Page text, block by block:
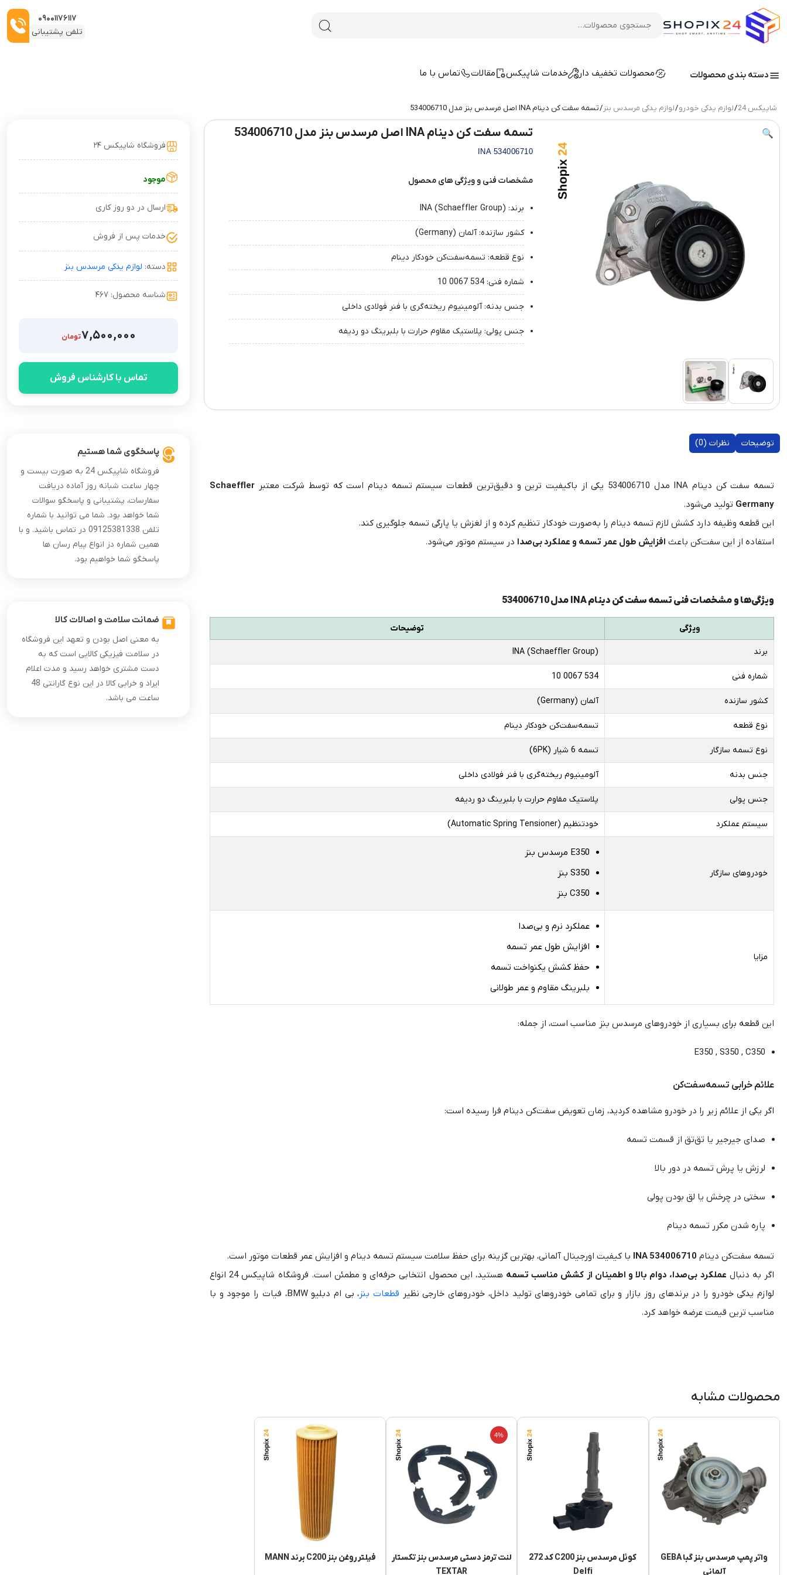
۰۹۰۰۱۱۷۶۱۱۷
تلفن پشتیبانی
دسته بندی محصولات محصولات تخفیف دار خدمات شاپیکس مقالات تماس با ما
شاپیکس 24 /لوازم یدکی خودرو/لوازم یدکی مرسدس بنز/ تسمه سفت‌ کن دینام INA اصل مرسدس بنز مدل 534006710
🔍 تسمه سفت‌ کن دینام INA اصل مرسدس بنز مدل 534006710
INA 534006710
مشخصات فنی و ویژگی های محصول
برند: INA (Schaeffler Group)
کشور سازنده: آلمان (Germany)
نوع قطعه: تسمه‌سفت‌کن خودکار دینام
شماره فنی: 534 0067 10
جنس بدنه: آلومینیوم ریخته‌گری با فنر فولادی داخلی
جنس پولی: پلاستیک مقاوم حرارت با بلبرینگ دو ردیفه
فروشگاه شاپیکس ۲۴
موجود
ارسال در دو روز کاری
خدمات پس از فروش
دسته: لوازم یدکی مرسدس بنز
شناسه محصول: ۴۶۷
۷,۵۰۰,۰۰۰تومان
تماس با کارشناس فروش
توضیحات نظرات (0)
تسمه سفت‌ کن دینام INA مدل 534006710 یکی از باکیفیت‌ ترین و دقیق‌ترین قطعات سیستم تسمه دینام است که توسط شرکت معتبر
Schaeffler
Germany تولید می‌شود.
این قطعه وظیفه دارد کشش لازم تسمه دینام را به‌صورت خودکار تنظیم کرده و از لغزش یا پارگی تسمه جلوگیری کند.
استفاده از این سفت‌کن باعث افزایش طول عمر تسمه و عملکرد بی‌صدا در سیستم موتور می‌شود.
ویژگی‌ها و مشخصات فنی تسمه سفت‌ کن دینام INA مدل 534006710
ویژگی توضیحات
برند INA (Schaeffler Group)
شماره فنی 534 0067 10
کشور سازنده آلمان (Germany)
نوع قطعه تسمه‌سفت‌کن خودکار دینام
نوع تسمه سازگار تسمه 6 شیار (6PK)
جنس بدنه آلومینیوم ریخته‌گری با فنر فولادی داخلی
جنس پولی پلاستیک مقاوم حرارت با بلبرینگ دو ردیفه
سیستم عملکرد خودتنظیم (Automatic Spring Tensioner)
خودروهای سازگار
E350 مرسدس بنز
S350 بنز
C350 بنز
مزایا
عملکرد نرم و بی‌صدا
افزایش طول عمر تسمه
حفظ کشش یکنواخت تسمه
بلبرینگ مقاوم و عمر طولانی
این قطعه برای بسیاری از خودروهای مرسدس بنز مناسب است، از جمله:
E350 , S350 , C350
علائم خرابی تسمه‌سفت‌کن
اگر یکی از علائم زیر را در خودرو مشاهده کردید، زمان تعویض سفت‌کن دینام فرا رسیده است:
صدای جیرجیر یا تق‌تق از قسمت تسمه
لرزش یا پرش تسمه در دور بالا
سختی در چرخش یا لق بودن پولی
پاره شدن مکرر تسمه دینام
تسمه‌ سفت‌کن دینام INA 534006710 با کیفیت اورجینال آلمانی، بهترین گزینه برای حفظ سلامت سیستم تسمه دینام و افزایش عمر قطعات موتور است.
اگر به دنبال عملکرد بی‌صدا، دوام بالا و اطمینان از کشش مناسب تسمه
هستید، این محصول انتخابی حرفه‌ای و مطمئن است. فروشگاه شاپیکس 24 انواع
لوازم یدکی خودرو را در برندهای روز بازار و برای تمامی خودروهای تولید داخل، خودروهای خارجی نظیر قطعات بنز
، بی ام دبلیو BMW، فیات را موجود و با
مناسب ترین قیمت عرضه خواهد کرد.
پاسخگوی شما هستیم
فروشگاه شاپیکس 24 به صورت بیست و
چهار ساعت شبانه روز آماده دریافت
سفارسات، پشتیبانی و پاسخگو سوالات
شما خواهد بود. شما می توانید با شماره
تلفن 09125381338 در تماس باشید. و با
همین شماره دز انواع پیام رسان ها
پاسخگو شما خواهیم بود.
ضمانت سلامت و اصالات کالا
به معنی اصل بودن و تعهد این فروشگاه
در سلامت فیزیکی کالایی است که به
دست مشتری خواهد رسید و مدت اعلام
ایراد و خرابی کالا در این نوع گارانتی 48
ساعت می باشد.
محصولات مشابه
واتر پمپ مرسدس بنز گبا GEBA
آلمانی
کوئل مرسدس بنز C200 کد 272
Delfi
4%
لنت ترمز دستی مرسدس بنز تکستار
TEXTAR
فیلتر روغن بنز C200 برند MANN